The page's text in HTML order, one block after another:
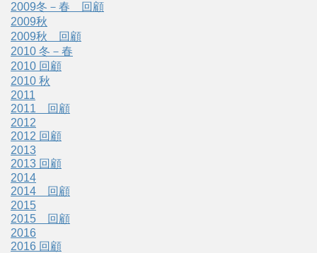
2009冬－春 回顧
2009秋
2009秋 回顧
2010 冬－春
2010 回顧
2010 秋
2011
2011 回顧
2012
2012 回顧
2013
2013 回顧
2014
2014 回顧
2015
2015 回顧
2016
2016 回顧